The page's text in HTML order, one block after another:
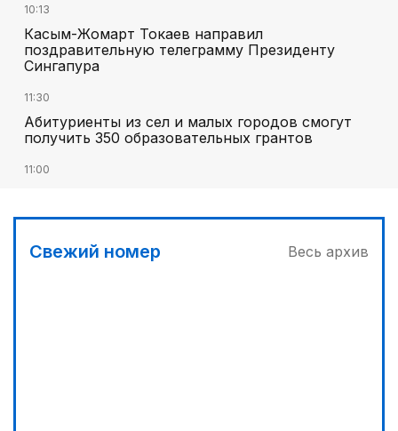
10:13
Касым-Жомарт Токаев направил
поздравительную телеграмму Президенту
Сингапура
11:30
Абитуриенты из сел и малых городов смогут
получить 350 образовательных грантов
11:00
МЧС запустило новые станции мониторинга
Свежий номер Весь архив